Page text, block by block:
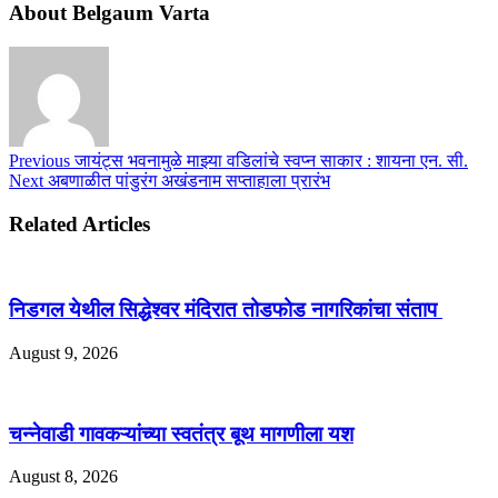
About Belgaum Varta
Previousजायंट्स भवनामुळे माझ्या वडिलांचे स्वप्न साकार : शायना एन. सी.
Next अबणाळीत पांडुरंग अखंडनाम सप्ताहाला प्रारंभ
Related Articles
निडगल येथील सिद्धेश्वर मंदिरात तोडफोड नागरिकांचा संताप
August 9, 2026
चन्नेवाडी गावकऱ्यांच्या स्वतंत्र बूथ मागणीला यश
August 8, 2026